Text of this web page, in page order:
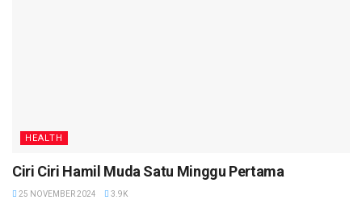
HEALTH
Ciri Ciri Hamil Muda Satu Minggu Pertama
25 NOVEMBER 2024 3.9K